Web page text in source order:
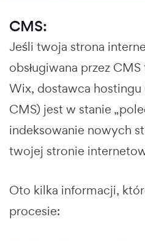
CMS:
Jeśli twoja strona
obsługiwana przez
Wix, dostawca
CMS) jest w stanie
indeksowanie nowych
twojej stronie
Oto kilka informacji,
procesie: